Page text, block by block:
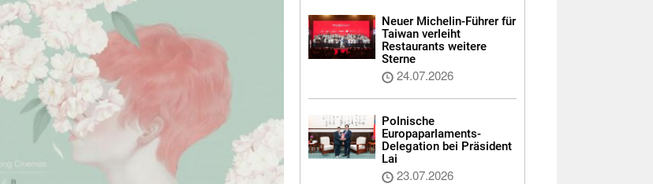
Neuer Michelin-Führer für
Taiwan verleiht
Restaurants weitere
Sterne
24.07.2026
Polnische
Europaparlaments-
Delegation bei Präsident
Lai
23.07.2026